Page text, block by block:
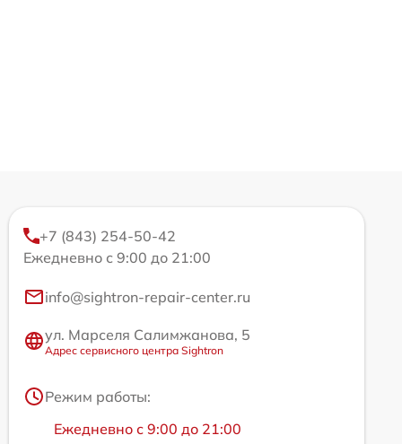
+7 (843) 254-50-42
Ежедневно с 9:00 до 21:00
info@sightron-repair-center.ru
ул. Марселя Салимжанова, 5
Адрес сервисного центра Sightron
Режим работы:
Ежедневно с 9:00 до 21:00